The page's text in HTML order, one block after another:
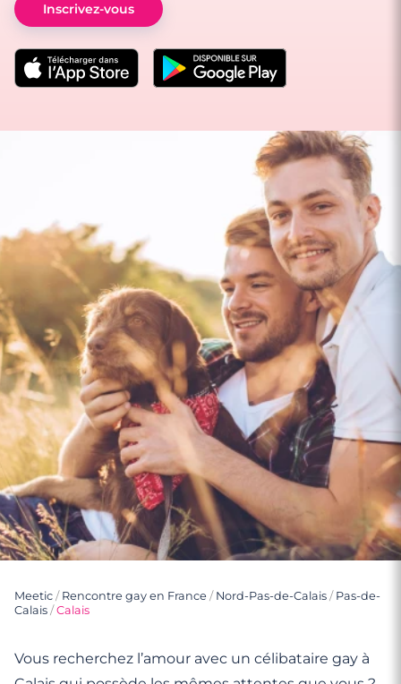
Inscrivez-vous
Meetic / Rencontre gay en France / Nord-Pas-de-Calais / Pas-de-
Calais /Calais
Vous recherchez l’amour avec un célibataire gay à